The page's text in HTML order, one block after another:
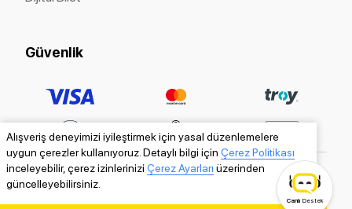
Alışveriş deneyimizi iyileştirmek için yasal düzenlemelere
uygun çerezler kullanıyoruz. Detaylı bilgi için Çerez Politikası
inceleyebilir, çerez izinlerinizi Çerez Ayarları üzerinden
güncelleyebilirsiniz.
Güvenlik
Canlı Destek